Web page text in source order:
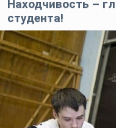
Находчивость –
студента!